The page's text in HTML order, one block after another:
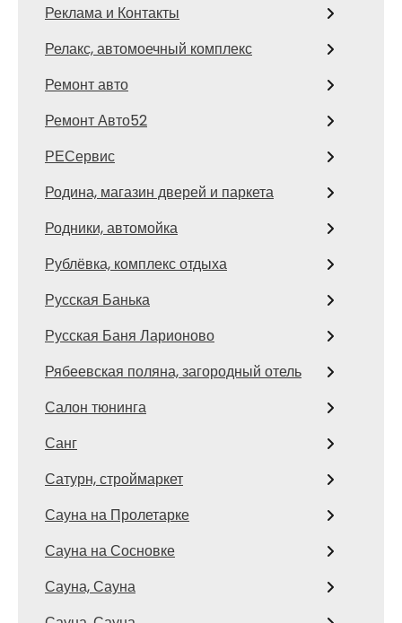
Реклама и Контакты
Релакс, автомоечный комплекс
Ремонт авто
Ремонт Авто52
РЕСервис
Родина, магазин дверей и паркета
Родники, автомойка
Рублёвка, комплекс отдыха
Русская Банька
Русская Баня Ларионово
Рябеевская поляна, загородный отель
Салон тюнинга
Санг
Сатурн, строймаркет
Сауна на Пролетарке
Сауна на Сосновке
Сауна, Сауна